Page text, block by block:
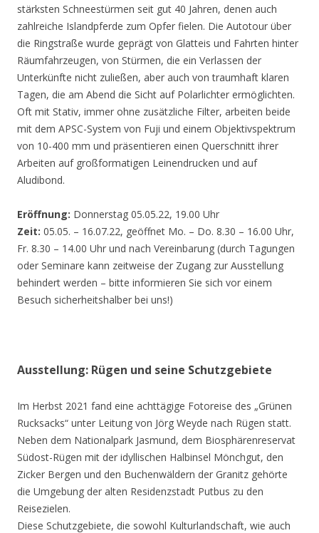
stärksten Schneestürmen seit gut 40 Jahren, denen auch
zahlreiche Islandpferde zum Opfer fielen. Die Autotour über
die Ringstraße wurde geprägt von Glatteis und Fahrten hinter
Räumfahrzeugen, von Stürmen, die ein Verlassen der
Unterkünfte nicht zuließen, aber auch von traumhaft klaren
Tagen, die am Abend die Sicht auf Polarlichter ermöglichten.
Oft mit Stativ, immer ohne zusätzliche Filter, arbeiten beide
mit dem APSC-System von Fuji und einem Objektivspektrum
von 10-400 mm und präsentieren einen Querschnitt ihrer
Arbeiten auf großformatigen Leinendrucken und auf
Aludibond.
Eröffnung: Donnerstag 05.05.22, 19.00 Uhr
Zeit: 05.05. – 16.07.22, geöffnet Mo. – Do. 8.30 – 16.00 Uhr,
Fr. 8.30 – 14.00 Uhr und nach Vereinbarung (durch Tagungen
oder Seminare kann zeitweise der Zugang zur Ausstellung
behindert werden – bitte informieren Sie sich vor einem
Besuch sicherheitshalber bei uns!)
Ausstellung: Rügen und seine Schutzgebiete
Im Herbst 2021 fand eine achttägige Fotoreise des „Grünen
Rucksacks“ unter Leitung von Jörg Weyde nach Rügen statt.
Neben dem Nationalpark Jasmund, dem Biosphärenreservat
Südost-Rügen mit der idyllischen Halbinsel Mönchgut, den
Zicker Bergen und den Buchenwäldern der Granitz gehörte
die Umgebung der alten Residenzstadt Putbus zu den
Reisezielen.
Diese Schutzgebiete, die sowohl Kulturlandschaft, wie auch